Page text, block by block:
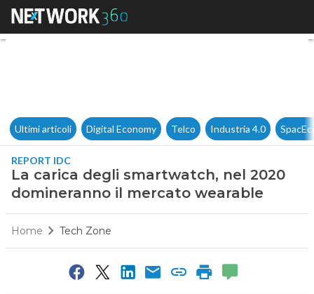
La carica degli smartwatch,
Ultimi articoli Digital Economy Telco Industria 4.0
REPORT IDC
La carica degli smartwatch, nel 2020
domineranno il mercato wearable
Home Tech Zone